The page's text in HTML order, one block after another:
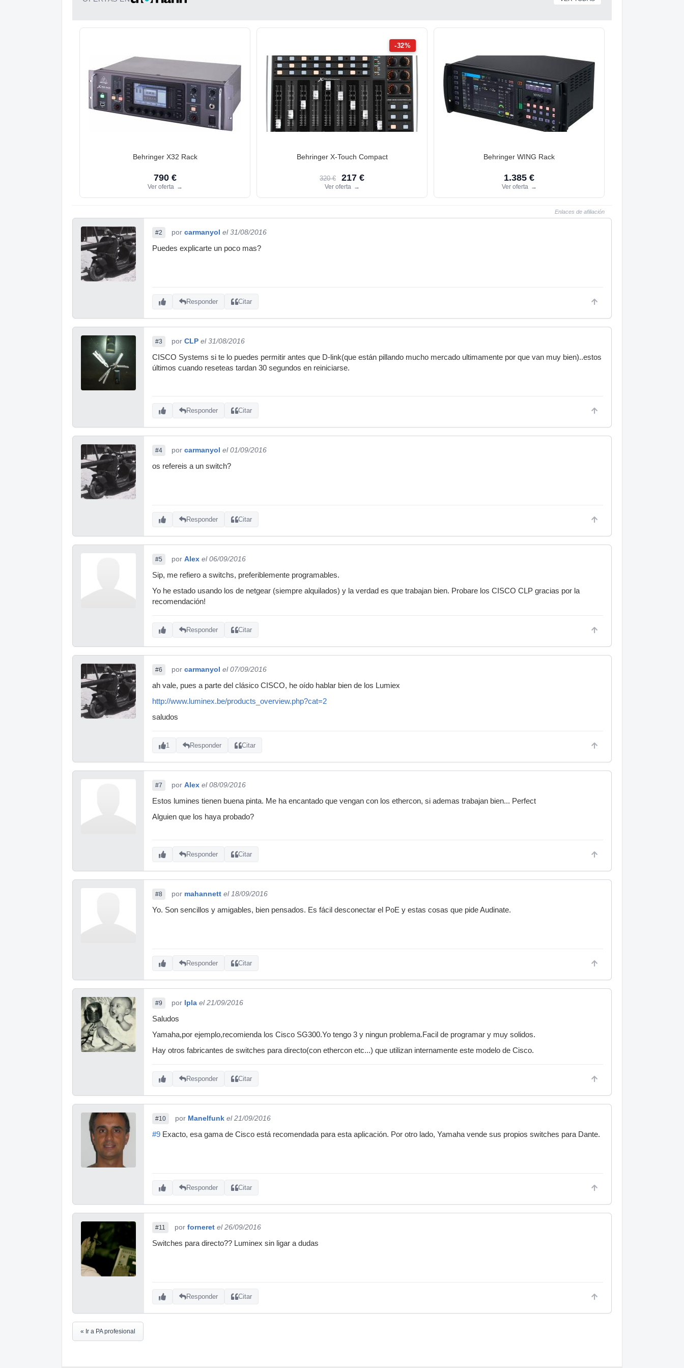
Behringer X32 Rack
790 €
Ver oferta →
-32%
Behringer X-Touch Compact
320 € 217 €
Ver oferta →
Behringer WING Rack
1.385 €
Ver oferta →
Enlaces de afiliación
#2 por carmanyol el 31/08/2016
Puedes explicarte un poco mas?
Responder Citar
#3 por CLP el 31/08/2016
CISCO Systems si te lo puedes permitir antes que D-link(que están pillando mucho mercado ultimamente por que van muy bien)..estos
últimos cuando reseteas tardan 30 segundos en reiniciarse.
Responder Citar
#4 por carmanyol el 01/09/2016
os refereis a un switch?
Responder Citar
#5 por Alex el 06/09/2016
Sip, me refiero a switchs, preferiblemente programables.
Yo he estado usando los de netgear (siempre alquilados) y la verdad es que trabajan bien. Probare los CISCO CLP gracias por la
recomendación!
Responder Citar
#6 por carmanyol el 07/09/2016
ah vale, pues a parte del clásico CISCO, he oído hablar bien de los Lumiex
http://www.luminex.be/products_overview.php?cat=2
saludos
1 Responder Citar
#7 por Alex el 08/09/2016
Estos lumines tienen buena pinta. Me ha encantado que vengan con los ethercon, si ademas trabajan bien... Perfect
Alguien que los haya probado?
Responder Citar
#8 por mahannett el 18/09/2016
Yo. Son sencillos y amigables, bien pensados. Es fácil desconectar el PoE y estas cosas que pide Audinate.
Responder Citar
#9 por lpla el 21/09/2016
Saludos
Yamaha,por ejemplo,recomienda los Cisco SG300.Yo tengo 3 y ningun problema.Facil de programar y muy solidos.
Hay otros fabricantes de switches para directo(con ethercon etc...) que utilizan internamente este modelo de Cisco.
Responder Citar
#10 por Manelfunk el 21/09/2016
#9 Exacto, esa gama de Cisco está recomendada para esta aplicación. Por otro lado, Yamaha vende sus propios switches para Dante.
Responder Citar
#11 por forneret el 26/09/2016
Switches para directo?? Luminex sin ligar a dudas
Responder Citar
« Ir a PA profesional